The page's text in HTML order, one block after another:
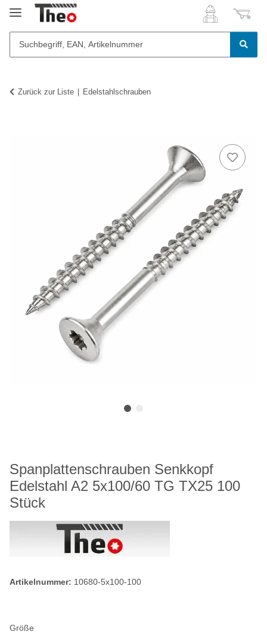
Zurück zur Liste Edelstahlschrauben
Spanplattenschrauben Senkkopf
Edelstahl A2 5x100/60 TG TX25 100
Stück
Artikelnummer: 10680-5x100-100
Größe